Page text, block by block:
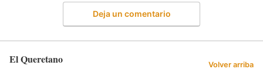
Deja un comentario
El Queretano Volver arriba